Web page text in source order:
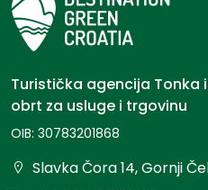
Turistička agencija Tonka
obrt za usluge i trgovinu
OIB: 30783201868
Slavka Čora 14, Gornji